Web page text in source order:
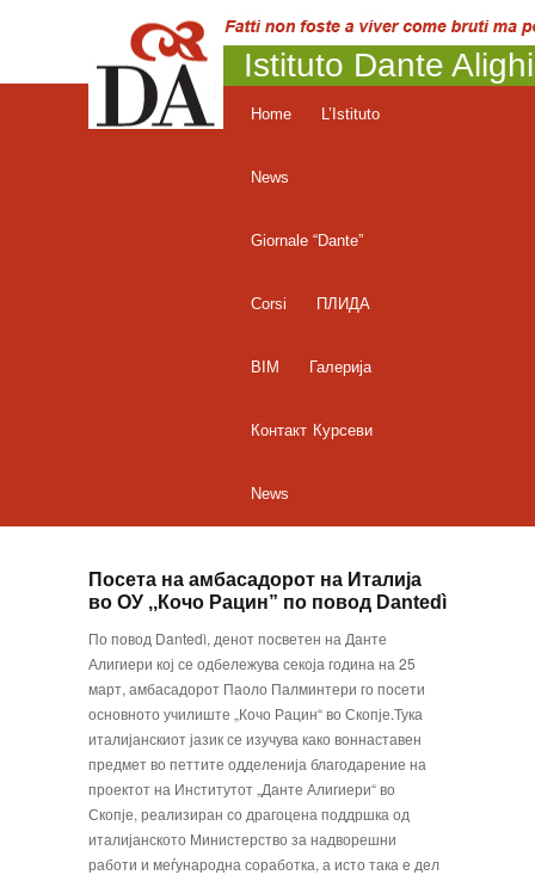
Istituto Dante
Home L’Istituto
News
Giornale “Dante”
Corsi ПЛИДА
BIM Галерија
Контакт Курсеви
News
Посета на амбасадорот на Италија
во ОУ ,,Кочо Рацин” по повод Dantedì
По повод Dantedì, денот посветен на Данте
Алигиери кој се одбележува секоја година на 25
март, амбасадорот Паоло Палминтери го посети
основното училиште „Кочо Рацин“ во Скопје.Тука
италијанскиот јазик се изучува како воннаставен
предмет во петтите одделенија благодарение на
проектот на Институтот „Данте Алигиери“ во
Скопје, реализиран со драгоцена поддршка од
италијанското Министерство за надворешни
работи и меѓународна соработка, а исто така е дел